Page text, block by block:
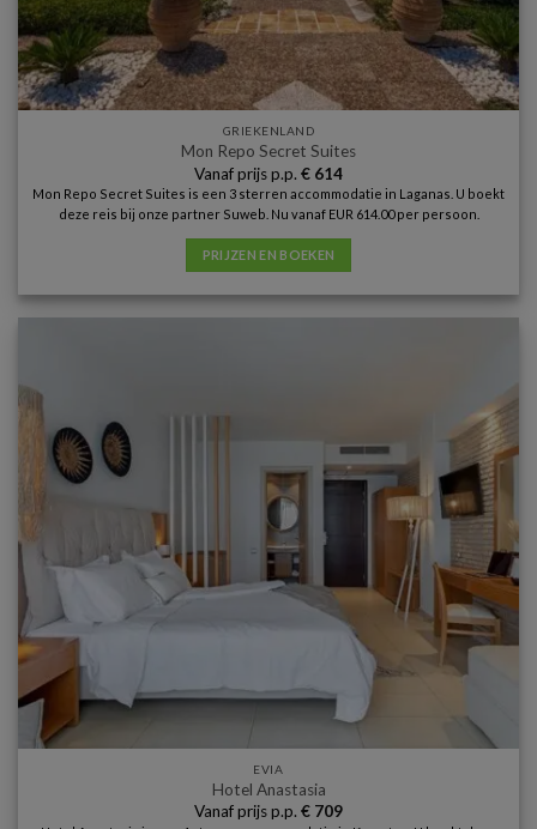
GRIEKENLAND
Mon Repo Secret Suites
Vanaf prijs p.p. € 614
Mon Repo Secret Suites is een 3 sterren accommodatie in Laganas. U boekt
deze reis bij onze partner Suweb. Nu vanaf EUR 614.00 per persoon.
PRIJZEN EN BOEKEN
EVIA
Hotel Anastasia
Vanaf prijs p.p. € 709